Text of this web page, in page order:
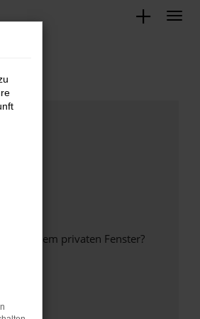
in einem privaten Fenster?